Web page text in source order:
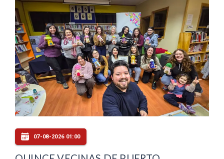
07-08-2026 01:00